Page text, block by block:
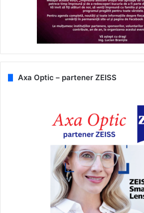
Axa Optic – partener ZEISS